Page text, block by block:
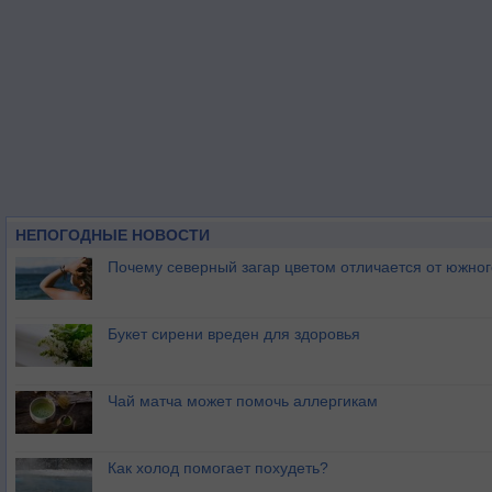
НЕПОГОДНЫЕ НОВОСТИ
Почему северный загар цветом отличается от
Букет сирени вреден для здоровья
Чай матча может помочь аллергикам
Как холод помогает похудеть?